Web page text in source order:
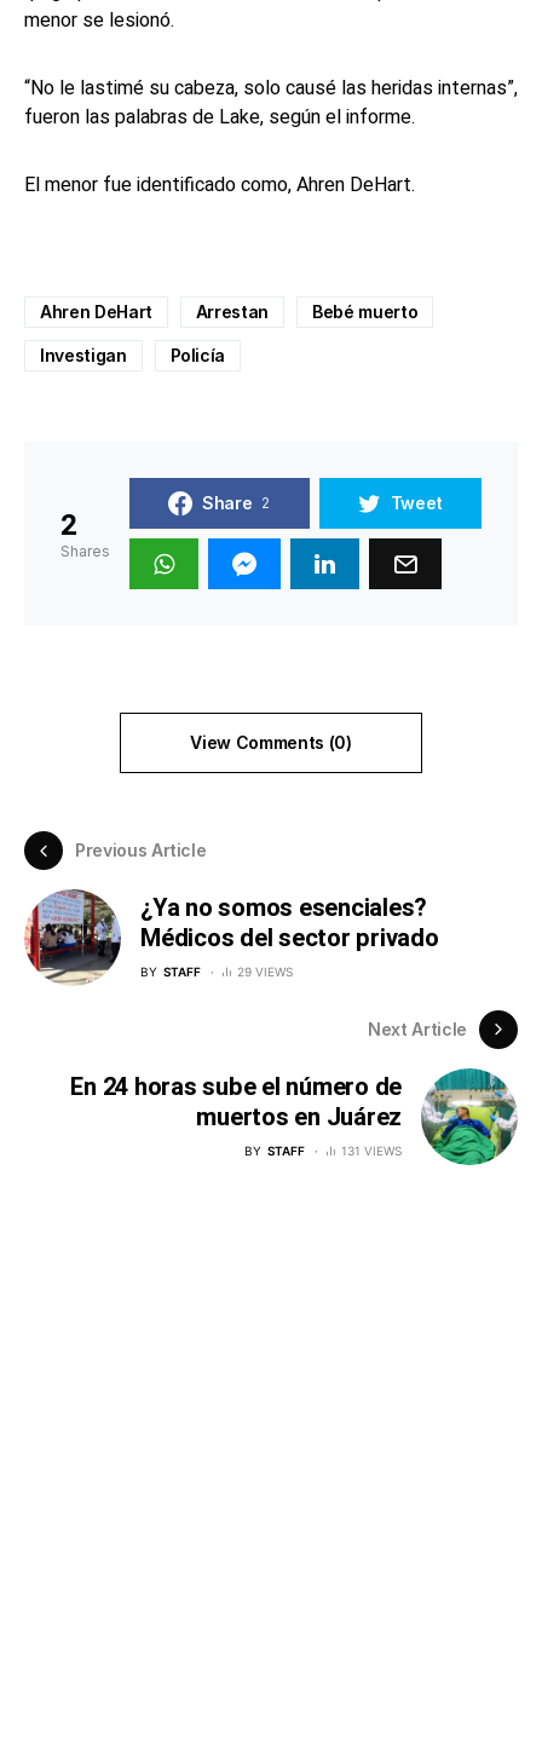
menor se lesionó.
“No le lastimé su cabeza, solo causé las heridas internas”,
fueron las palabras de Lake, según el informe.
El menor fue identificado como, Ahren DeHart.
Ahren DeHart Arrestan Bebé muerto
Investigan Policía
2
Shares
Share 2 Tweet
View Comments (0)
Previous Article
¿Ya no somos esenciales?
Médicos del sector privado
BY STAFF 29 VIEWS
Next Article
En 24 horas sube el número de
muertos en Juárez
BY STAFF 131 VIEWS